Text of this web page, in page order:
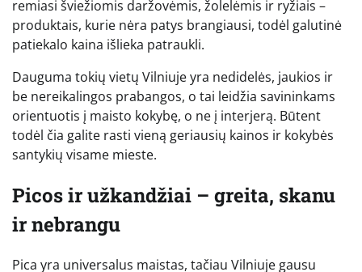
remiasi šviežiomis daržovėmis, žolelėmis ir ryžiais –
produktais, kurie nėra patys brangiausi, todėl galutinė
patiekalo kaina išlieka patraukli.
Dauguma tokių vietų Vilniuje yra nedidelės, jaukios ir
be nereikalingos prabangos, o tai leidžia savininkams
orientuotis į maisto kokybę, o ne į interjerą. Būtent
todėl čia galite rasti vieną geriausių kainos ir kokybės
santykių visame mieste.
Picos ir užkandžiai – greita, skanu
ir nebrangu
Pica yra universalus maistas, tačiau Vilniuje gausu